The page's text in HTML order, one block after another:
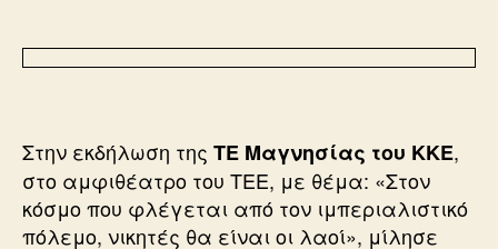
Στην εκδήλωση της ΤΕ Μαγνησίας του ΚΚΕ,
στο αμφιθέατρο του ΤΕΕ, με θέμα: «Στον
κόσμο που φλέγεται από τον ιμπεριαλιστικό
πόλεμο, νικητές θα είναι οι λαοί», μίλησε